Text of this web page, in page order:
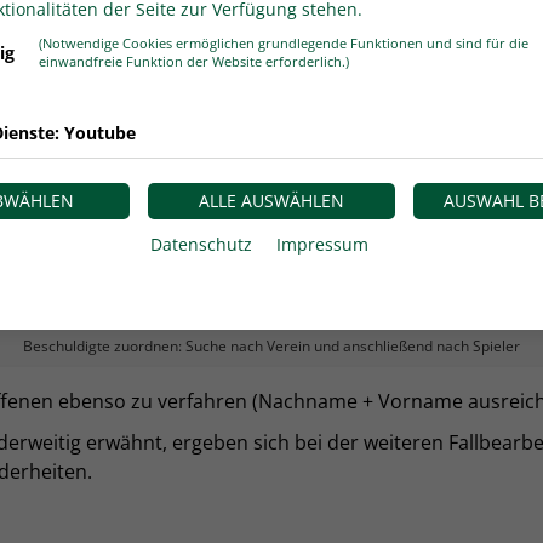
zur gewohnten Vorgehensweise: Nach
zunächst nach dem Verein zu suchen. Nach
ausgelöst. Werden mehrere Vereine gefunden, muss
Beschuldigte zuordnen: Suche nach Verein und anschließend nach Spieler
ebenso zu verfahren (Nachname + Vorname
erwähnt, ergeben sich bei der weiteren
der Seite zur Verfügung stehen.
(Notwendige Cookies ermöglichen grundlegende Funktionen und sind für die
einwandfreie Funktion der Website erforderlich.)
Youtube
ALLE AUSWÄHLEN
AUSWAHL
Datenschutz
Impressum